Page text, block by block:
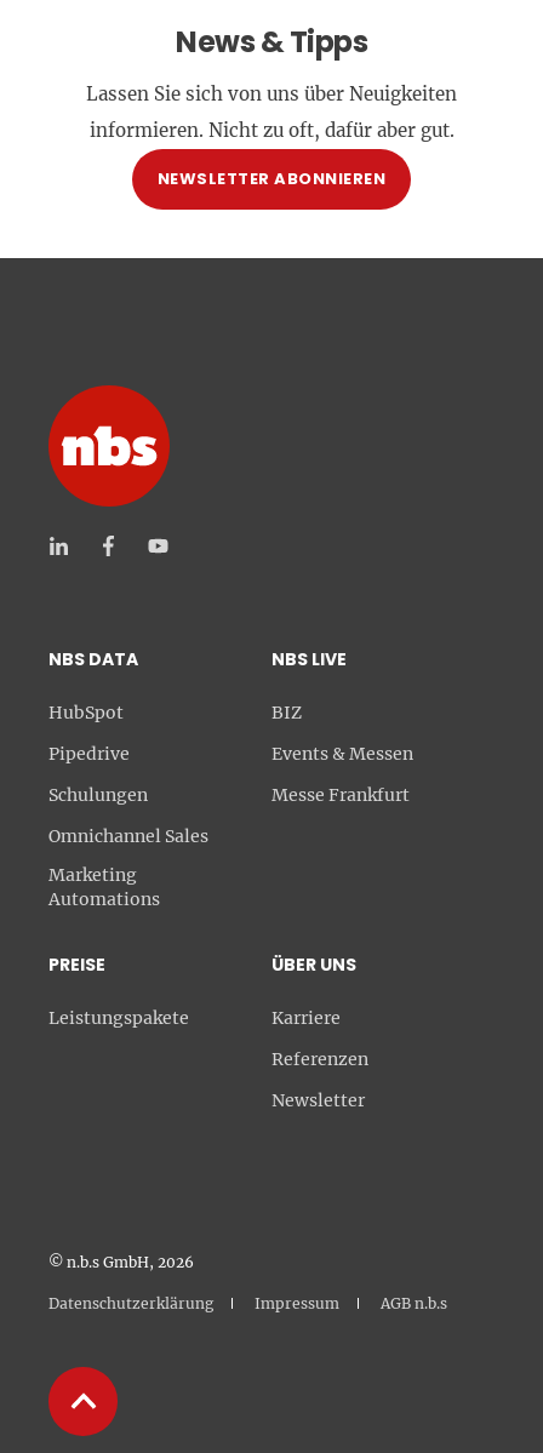
News & Tipps
Lassen Sie sich von uns über Neuigkeiten
informieren. Nicht zu oft, dafür aber gut.
NEWSLETTER ABONNIEREN
NBS DATA
HubSpot
Pipedrive
Schulungen
Omnichannel Sales
Marketing
Automations
NBS LIVE
BIZ
Events & Messen
Messe Frankfurt
PREISE
Leistungspakete
ÜBER UNS
Karriere
Referenzen
Newsletter
© n.b.s GmbH, 2026
Datenschutzerklärung Impressum AGB n.b.s